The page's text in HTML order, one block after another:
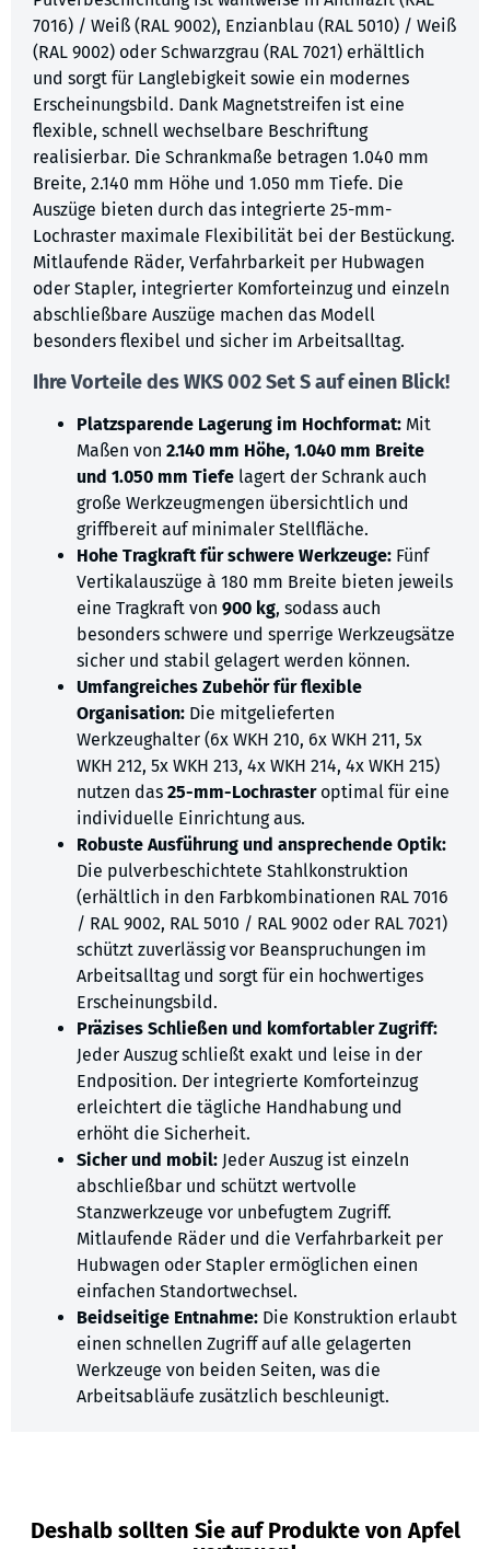
7016) / Weiß (RAL 9002), Enzianblau (RAL 5010) / Weiß
(RAL 9002) oder Schwarzgrau (RAL 7021) erhältlich
und sorgt für Langlebigkeit sowie ein modernes
Erscheinungsbild. Dank Magnetstreifen ist eine
flexible, schnell wechselbare Beschriftung
realisierbar. Die Schrankmaße betragen 1.040 mm
Breite, 2.140 mm Höhe und 1.050 mm Tiefe. Die
Auszüge bieten durch das integrierte 25-mm-
Lochraster maximale Flexibilität bei der Bestückung.
Mitlaufende Räder, Verfahrbarkeit per Hubwagen
oder Stapler, integrierter Komforteinzug und einzeln
abschließbare Auszüge machen das Modell
besonders flexibel und sicher im Arbeitsalltag.
Ihre Vorteile des WKS 002 Set S auf einen Blick!
Platzsparende Lagerung im Hochformat: Mit
Maßen von 2.140 mm Höhe, 1.040 mm Breite
und 1.050 mm Tiefe lagert der Schrank auch
große Werkzeugmengen übersichtlich und
griffbereit auf minimaler Stellfläche.
Hohe Tragkraft für schwere Werkzeuge: Fünf
Vertikalauszüge à 180 mm Breite bieten jeweils
eine Tragkraft von 900 kg, sodass auch
besonders schwere und sperrige Werkzeugsätze
sicher und stabil gelagert werden können.
Umfangreiches Zubehör für flexible
Organisation: Die mitgelieferten
Werkzeughalter (6x WKH 210, 6x WKH 211, 5x
WKH 212, 5x WKH 213, 4x WKH 214, 4x WKH 215)
nutzen das 25-mm-Lochrasteroptimal für eine
individuelle Einrichtung aus.
Robuste Ausführung und ansprechende Optik:
Die pulverbeschichtete Stahlkonstruktion
(erhältlich in den Farbkombinationen RAL 7016
/ RAL 9002, RAL 5010 / RAL 9002 oder RAL 7021)
schützt zuverlässig vor Beanspruchungen im
Arbeitsalltag und sorgt für ein hochwertiges
Erscheinungsbild.
Präzises Schließen und komfortabler Zugriff:
Jeder Auszug schließt exakt und leise in der
Endposition. Der integrierte Komforteinzug
erleichtert die tägliche Handhabung und
erhöht die Sicherheit.
Sicher und mobil: Jeder Auszug ist einzeln
abschließbar und schützt wertvolle
Stanzwerkzeuge vor unbefugtem Zugriff.
Mitlaufende Räder und die Verfahrbarkeit per
Hubwagen oder Stapler ermöglichen einen
einfachen Standortwechsel.
Beidseitige Entnahme: Die Konstruktion erlaubt
einen schnellen Zugriff auf alle gelagerten
Werkzeuge von beiden Seiten, was die
Arbeitsabläufe zusätzlich beschleunigt.
Deshalb sollten Sie auf Produkte von Apfel